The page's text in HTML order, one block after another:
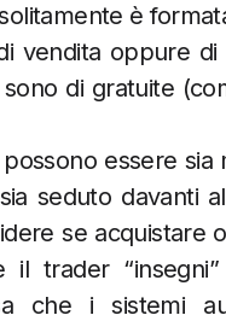
è
vendita oppure
di gratuite
essere
seduto davanti
se acquistare
il trader
che i sistemi